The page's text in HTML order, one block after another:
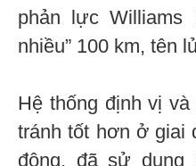
phản lực Williams
nhiều” 100 km, tên
Hệ thống định vị
tránh tốt hơn ở giai
động, đã sử dụng